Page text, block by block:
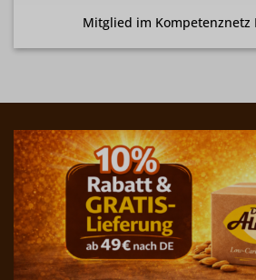
Mitglied im Kompetenznetz